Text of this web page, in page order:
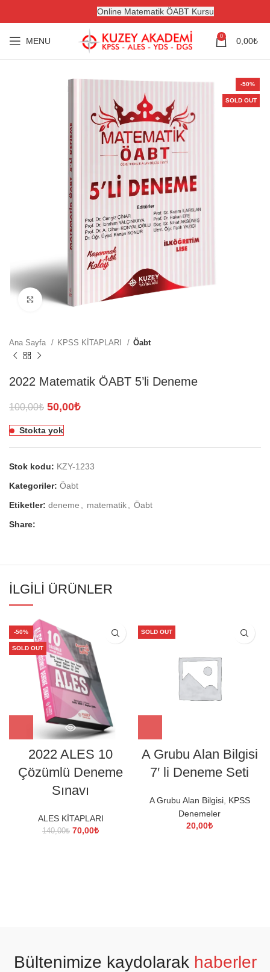
Online Matematik ÖABT Kursu
MENU 0 0,00₺
-50%
SOLD OUT
Click to enlarge
Ana Sayfa KPSS KİTAPLARI Öabt
2022 Matematik ÖABT 5’li Deneme
100,00₺ Orijinal
100,00₺.
50,00₺Şu
50,00₺.
Stokta yok
Stok kodu: KZY-1233
Kategoriler: Öabt
Etiketler: deneme matematik
Öabt
Share:
İLGILI ÜRÜNLER
-50%
SOLD OUT
2022 ALES 10
Çözümlü Deneme
Sınavı
ALES KİTAPLARI
140,00₺ Orijinal
70,00₺Şu
SOLD OUT
A Grubu Alan Bilgisi
7′ li Deneme Seti
A Grubu Alan Bilgisi, KPSS
Denemeler
20,00₺
Bültenimize kaydolarak haberler